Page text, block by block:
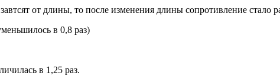
от длины, то после изменения длины сопротивление стало
в 0,8 раз)
в 1,25 раз.